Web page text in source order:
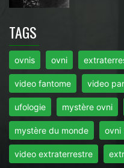
TAGS
ovnis ovni
video fantome video
ufologie mystère ovni
mystère du monde ovni
video extraterrestre